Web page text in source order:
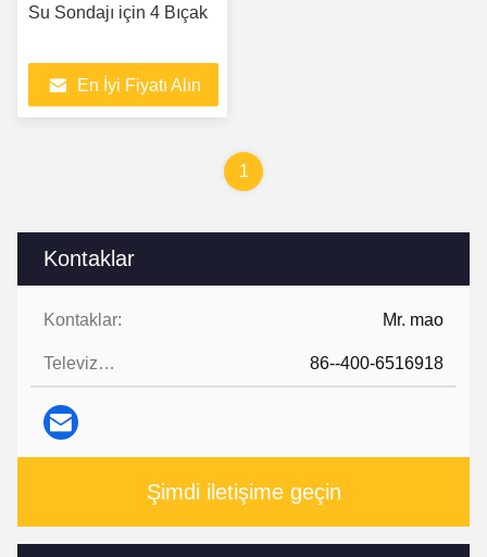
Kontaklar
Kontaklar: Mr. mao
Televizyon: 86--400-6516918
Şimdi iletişime geçin
Su Sondajı için 4 Bıçak
En İyi Fiyatı Alın
1